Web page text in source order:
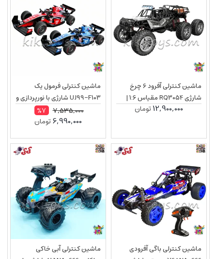
ماشین کنترلی آفرود 6 چرخ
شارژی RQ3054 مقیاس 1:6 |
Rock Crawler
12,900,000تومان
ماشین کنترلی فرمول یک
UJ99-F103 شارژی با نورپردازی و
سرعت 20 کیلومتر7,535,000
%7
6,990,000تومان
ماشین کنترلی باگی آفرودی
ماشین کنترلی آبی خاکی